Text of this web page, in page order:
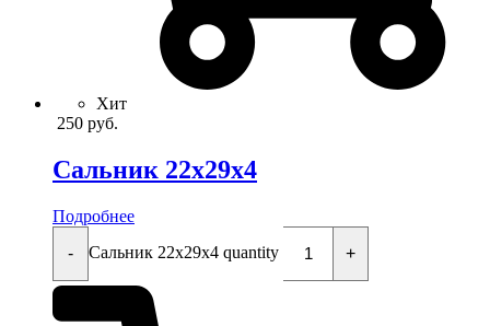
Хит
250 руб.
Сальник 22x29x4
Подробнее
-
Сальник 22x29x4 quantity +